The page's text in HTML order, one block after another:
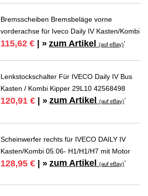
Bremsscheiben Bremsbeläge vorne
vorderachse für Iveco Daily IV Kasten/Kombi
115,62 € | » zum Artikel(auf eBay)*
Lenkstockschalter Für IVECO Daily IV Bus
Kasten / Kombi Kipper 29L10 42568498
120,91 € | » zum Artikel(auf eBay)*
Scheinwerfer rechts für IVECO DAILY IV
Kasten/Kombi 05.06- H1/H1/H7 mit Motor
128,95 € | » zum Artikel(auf eBay)*